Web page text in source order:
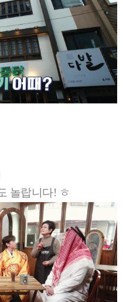
놀랍니다! ㅎ